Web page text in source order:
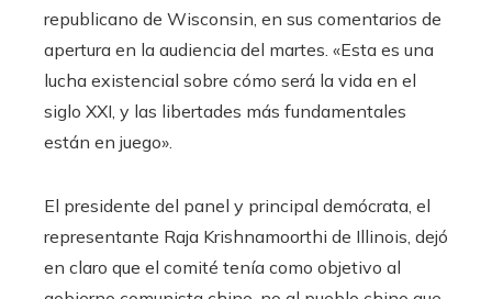
republicano de Wisconsin, en sus comentarios de
apertura en la audiencia del martes. «Esta es una
lucha existencial sobre cómo será la vida en el
siglo XXI, y las libertades más fundamentales
están en juego».
El presidente del panel y principal demócrata, el
representante Raja Krishnamoorthi de Illinois, dejó
en claro que el comité tenía como objetivo al